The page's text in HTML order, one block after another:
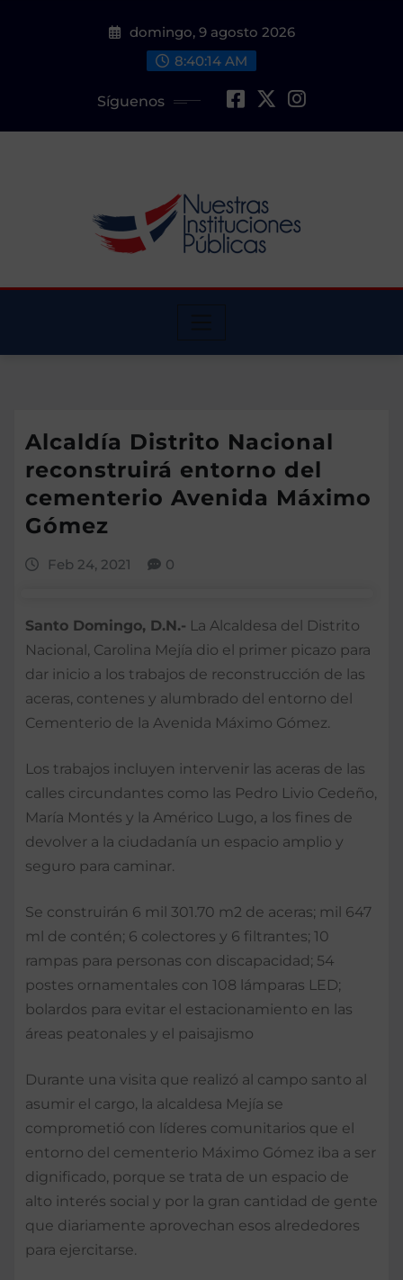
domingo, 9 agosto 2026
8:40:15 AM
Síguenos
Alcaldía Distrito Nacional
reconstruirá entorno del
cementerio Avenida Máximo
Gómez
Feb 24, 2021 0
Santo Domingo, D.N.- La Alcaldesa del Distrito
Nacional, Carolina Mejía dio el primer picazo para
dar inicio a los trabajos de reconstrucción de las
aceras, contenes y alumbrado del entorno del
Cementerio de la Avenida Máximo Gómez.
Los trabajos incluyen intervenir las aceras de las
calles circundantes como las Pedro Livio Cedeño,
María Montés y la Américo Lugo, a los fines de
devolver a la ciudadanía un espacio amplio y
seguro para caminar.
Se construirán 6 mil 301.70 m2 de aceras; mil 647
ml de contén; 6 colectores y 6 filtrantes; 10
rampas para personas con discapacidad; 54
postes ornamentales con 108 lámparas LED;
bolardos para evitar el estacionamiento en las
áreas peatonales y el paisajismo
Durante una visita que realizó al campo santo al
asumir el cargo, la alcaldesa Mejía se
comprometió con líderes comunitarios que el
entorno del cementerio Máximo Gómez iba a ser
dignificado, porque se trata de un espacio de
alto interés social y por la gran cantidad de gente
que diariamente aprovechan esos alrededores
para ejercitarse.